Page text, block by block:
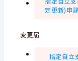
定更新)申
変更届
指定自立